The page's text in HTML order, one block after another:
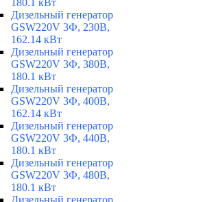
180.1 кВт
Дизельный генератор
GSW220V 3Ф, 230В,
162.14 кВт
Дизельный генератор
GSW220V 3Ф, 380В,
180.1 кВт
Дизельный генератор
GSW220V 3Ф, 400В,
162.14 кВт
Дизельный генератор
GSW220V 3Ф, 440В,
180.1 кВт
Дизельный генератор
GSW220V 3Ф, 480В,
180.1 кВт